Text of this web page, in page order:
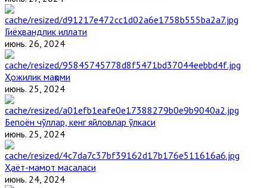
Гиёҳвандлик иллати
июнь. 26, 2024
Ҳожилик мақоми
июнь. 25, 2024
Бепоён чўллар, кенг яйловлар ўлкаси
июнь. 25, 2024
Ҳаёт-мамот масаласи
июнь. 24, 2024